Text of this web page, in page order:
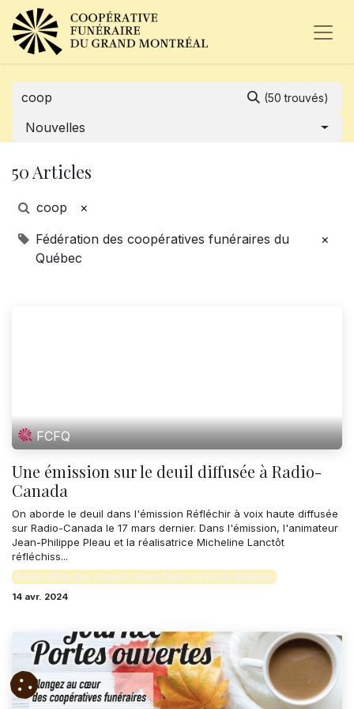
Nouvelles
(50 trouvés)
50 Articles
coop
×
Fédération des coopératives funéraires du
Québec
×
FCFQ
Une émission sur le deuil diffusée à Radio-
Canada
On aborde le deuil dans l'émission Réfléchir à voix haute diffusée
sur Radio-Canada le 17 mars dernier. Dans l'émission, l'animateur
Jean-Philippe Pleau et la réalisatrice Micheline Lanctôt
réfléchiss...
Fédération des coopératives funéraires du Québec
14 avr. 2024